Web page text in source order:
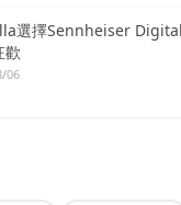
選擇Sennheiser
歡
06